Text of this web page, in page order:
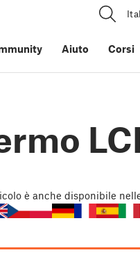
Aiuto Corsi
è anche disponibile